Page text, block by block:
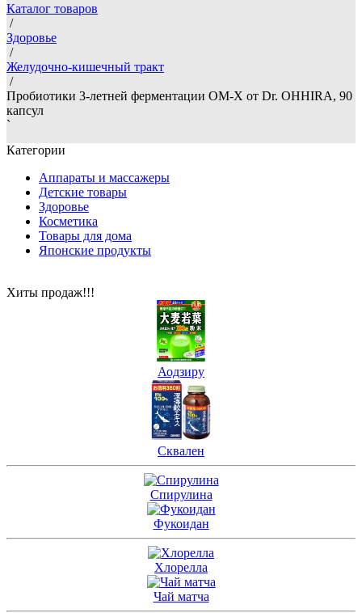
Каталог товаров
/
Здоровье
/
Желудочно-кишечный тракт
/
Пробиотики 3-летней ферментации OM-X от Dr. OHHIRA, 90
капсул
`
Категории
Аппараты и массажеры
Детские товары
Здоровье
Косметика
Товары для дома
Японские продукты
Хиты продаж!!!
Аодзиру
Сквален
Спирулина
Фукоидан
Хлорелла
Чай матча